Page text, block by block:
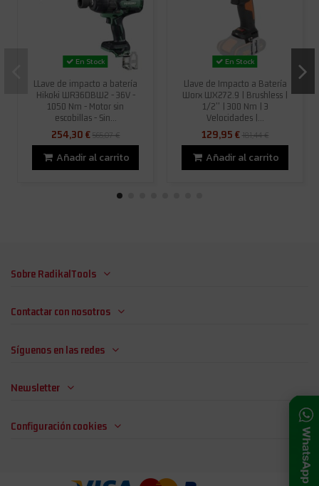
En Stock
LLave de impacto a batería
Hikoki WR36DBW2 - 36V -
1050 Nm - Motor sin
escobillas - Sin...
254,30 €565,07 €
Añadir al carrito
En Stock
Llave de Impacto a Batería
Worx WX272.9 | Brushless |
1/2'' | 300 Nm | 3
Velocidades |...
129,95 €181,44 €
Añadir al carrito
Sobre RadikalTools
Contactar con nosotros
Síguenos en las redes
Newsletter
Configuración cookies